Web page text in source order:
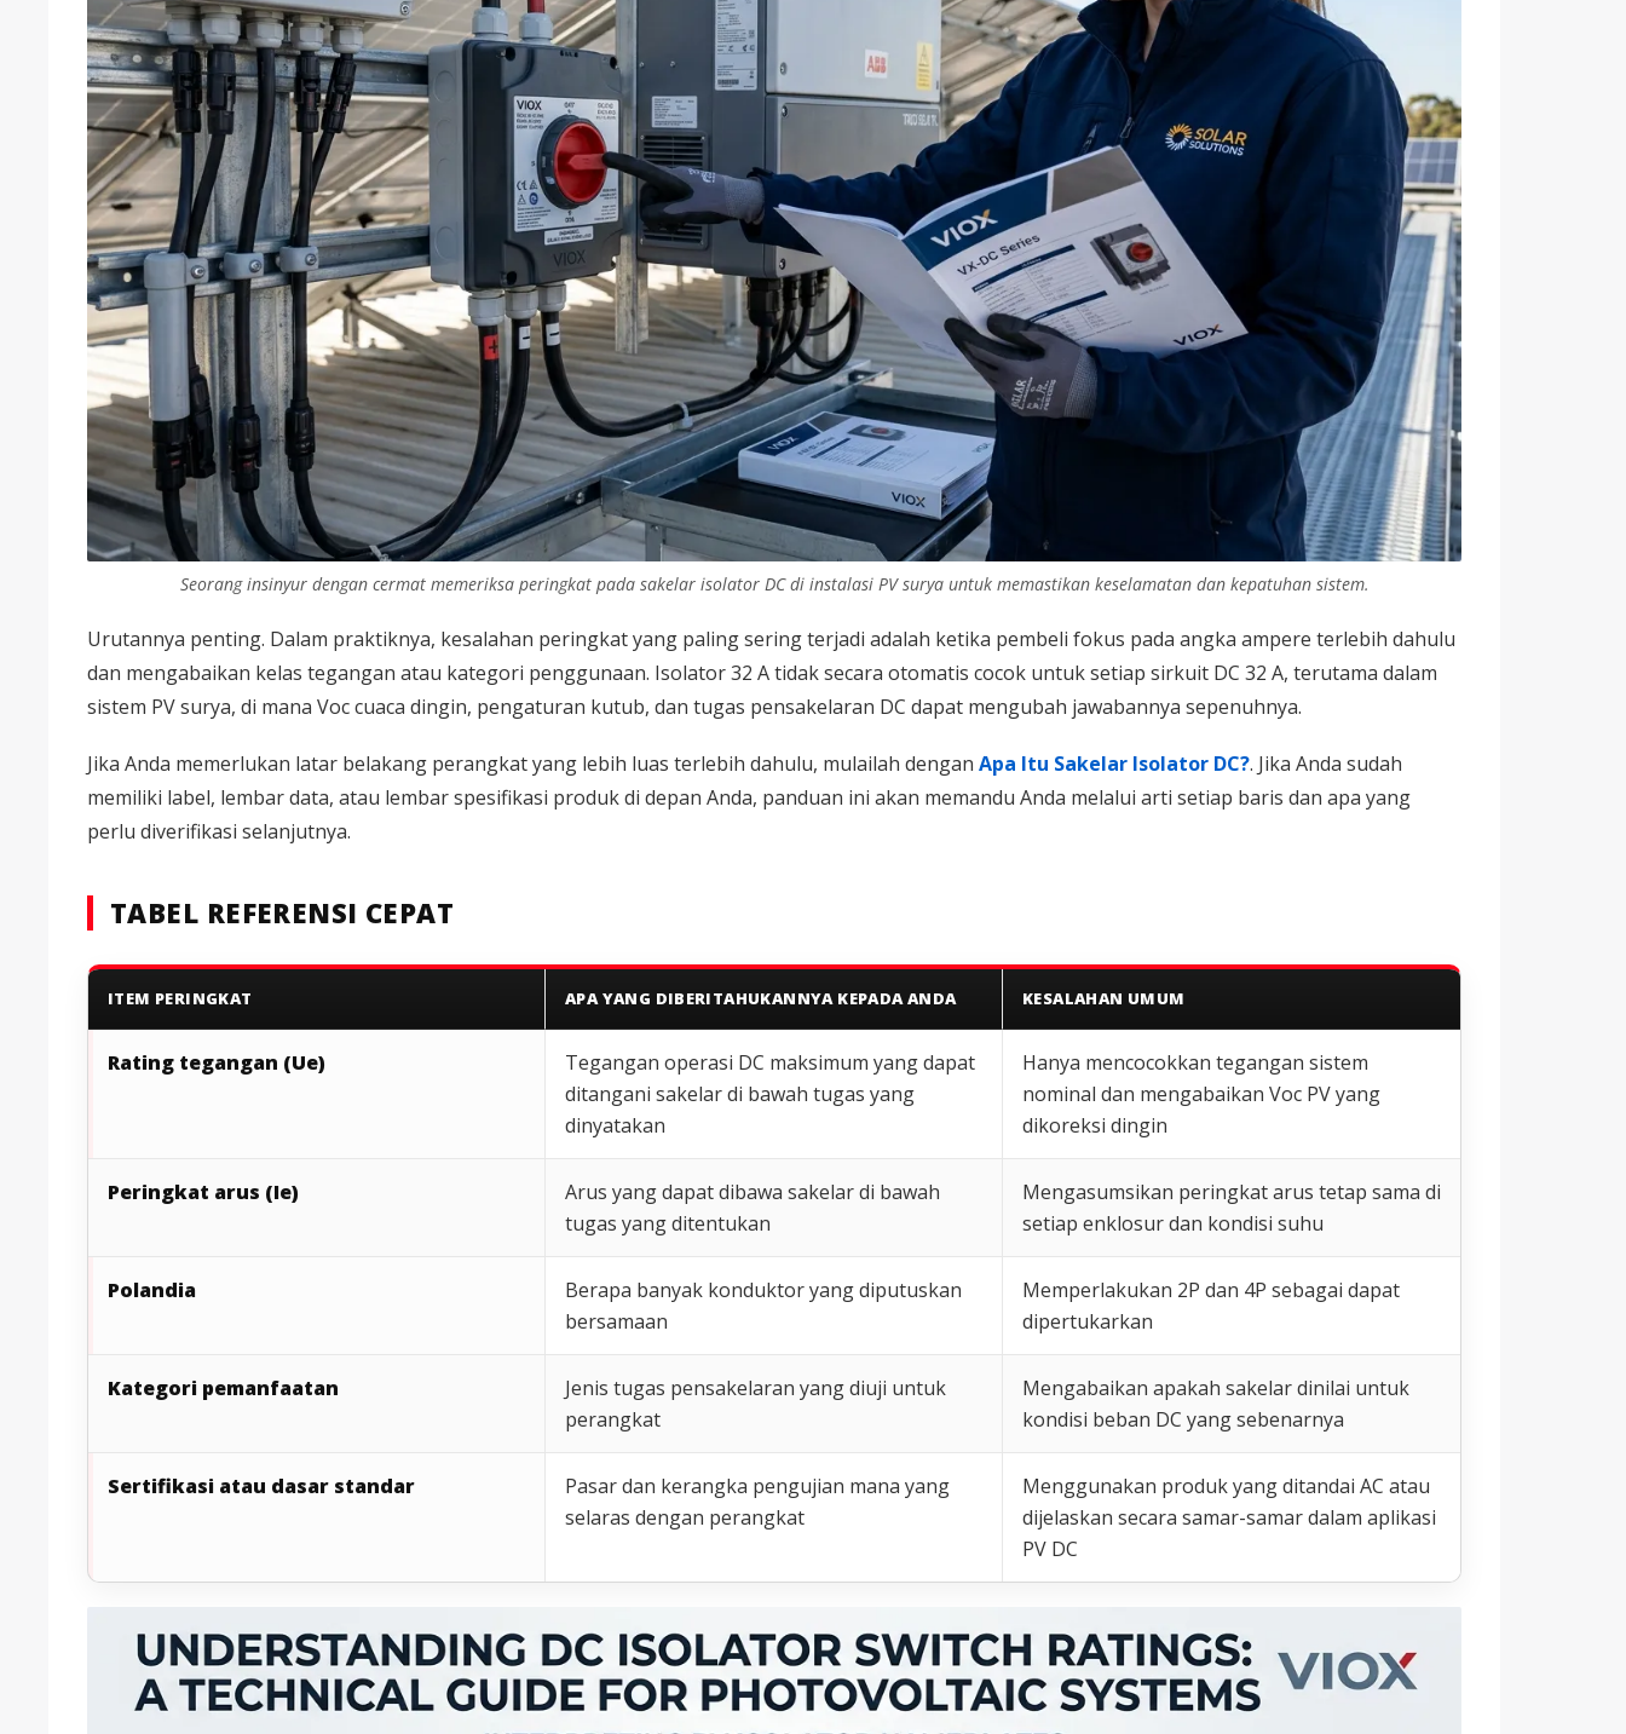
Seorang insinyur dengan cermat memeriksa peringkat pada sakelar isolator DC di instalasi PV surya untuk memastikan keselamatan dan kepatuhan sistem.
Urutannya penting. Dalam praktiknya, kesalahan peringkat yang paling sering terjadi adalah ketika pembeli fokus pada angka ampere terlebih dahulu
dan mengabaikan kelas tegangan atau kategori penggunaan. Isolator 32 A tidak secara otomatis cocok untuk setiap sirkuit DC 32 A, terutama dalam
sistem PV surya, di mana Voc cuaca dingin, pengaturan kutub, dan tugas pensakelaran DC dapat mengubah jawabannya sepenuhnya.
Jika Anda memerlukan latar belakang perangkat yang lebih luas terlebih dahulu, mulailah dengan Apa Itu Sakelar Isolator DC?. Jika Anda sudah
memiliki label, lembar data, atau lembar spesifikasi produk di depan Anda, panduan ini akan memandu Anda melalui arti setiap baris dan apa yang
perlu diverifikasi selanjutnya.
TABEL REFERENSI CEPAT
ITEM PERINGKAT APA YANG DIBERITAHUKANNYA KEPADA ANDA KESALAHAN UMUM
Rating tegangan (Ue)
Tegangan operasi DC maksimum yang dapat
ditangani sakelar di bawah tugas yang
dinyatakan
Hanya mencocokkan tegangan sistem
nominal dan mengabaikan Voc PV yang
dikoreksi dingin
Peringkat arus (Ie)
Arus yang dapat dibawa sakelar di bawah
tugas yang ditentukan
Mengasumsikan peringkat arus tetap sama di
setiap enklosur dan kondisi suhu
Polandia
Berapa banyak konduktor yang diputuskan
bersamaan
Memperlakukan 2P dan 4P sebagai dapat
dipertukarkan
Kategori pemanfaatan
Jenis tugas pensakelaran yang diuji untuk
perangkat
Mengabaikan apakah sakelar dinilai untuk
kondisi beban DC yang sebenarnya
Sertifikasi atau dasar standar
Pasar dan kerangka pengujian mana yang
selaras dengan perangkat
Menggunakan produk yang ditandai AC atau
dijelaskan secara samar-samar dalam aplikasi
PV DC